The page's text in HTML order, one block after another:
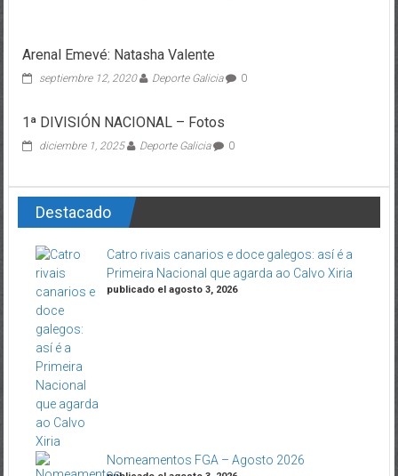
Arenal Emevé: Natasha Valente
septiembre 12, 2020 Deporte Galicia 0
1ª DIVISIÓN NACIONAL – Fotos
diciembre 1, 2025 Deporte Galicia 0
Destacado
Catro rivais canarios e doce galegos: así é a
Primeira Nacional que agarda ao Calvo Xiria
publicado el agosto 3, 2026
Nomeamentos FGA – Agosto 2026